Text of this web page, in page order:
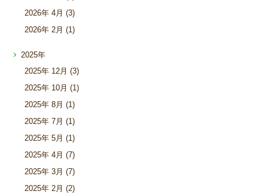
2026年 4月 (3)
2026年 2月 (1)
2025年
2025年 12月 (3)
2025年 10月 (1)
2025年 8月 (1)
2025年 7月 (1)
2025年 5月 (1)
2025年 4月 (7)
2025年 3月 (7)
2025年 2月 (2)